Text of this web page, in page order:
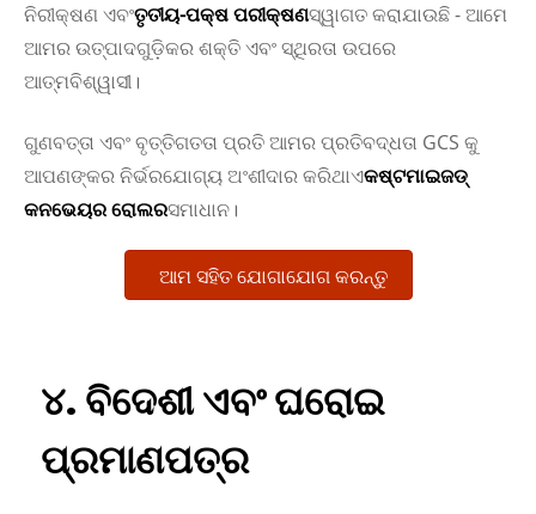
ନିରୀକ୍ଷଣ ଏବଂତୃତୀୟ-ପକ୍ଷ ପରୀକ୍ଷଣସ୍ୱାଗତ କରାଯାଉଛି - ଆମେ
ଆମର ଉତ୍ପାଦଗୁଡ଼ିକର ଶକ୍ତି ଏବଂ ସ୍ଥିରତା ଉପରେ
ଆତ୍ମବିଶ୍ୱାସୀ।
ଗୁଣବତ୍ତା ଏବଂ ବୃତ୍ତିଗତତା ପ୍ରତି ଆମର ପ୍ରତିବଦ୍ଧତା GCS କୁ
ଆପଣଙ୍କର ନିର୍ଭରଯୋଗ୍ୟ ଅଂଶୀଦାର କରିଥାଏକଷ୍ଟମାଇଜଡ୍
କନଭେୟର ରୋଲରସମାଧାନ।
ଆମ ସହିତ ଯୋଗାଯୋଗ କରନ୍ତୁ
୪. ବିଦେଶୀ ଏବଂ ଘରୋଇ
ପ୍ରମାଣପତ୍ର